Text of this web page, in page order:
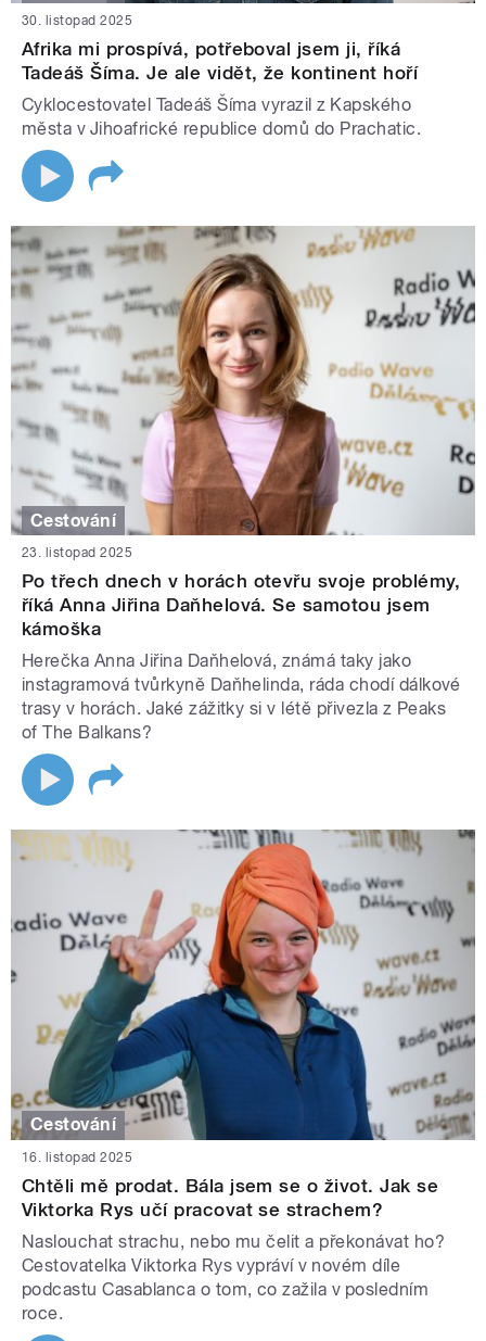
30. listopad 2025
Afrika mi prospívá, potřeboval jsem ji, říká
Tadeáš Šíma. Je ale vidět, že kontinent hoří
Cyklocestovatel Tadeáš Šíma vyrazil z Kapského
města v Jihoafrické republice domů do Prachatic.
Cestování
23. listopad 2025
Po třech dnech v horách otevřu svoje problémy,
říká Anna Jiřina Daňhelová. Se samotou jsem
kámoška
Herečka Anna Jiřina Daňhelová, známá taky jako
instagramová tvůrkyně Daňhelinda, ráda chodí dálkové
trasy v horách. Jaké zážitky si v létě přivezla z Peaks
of The Balkans?
Cestování
16. listopad 2025
Chtěli mě prodat. Bála jsem se o život. Jak se
Viktorka Rys učí pracovat se strachem?
Naslouchat strachu, nebo mu čelit a překonávat ho?
Cestovatelka Viktorka Rys vypráví v novém díle
podcastu Casablanca o tom, co zažila v posledním
roce.